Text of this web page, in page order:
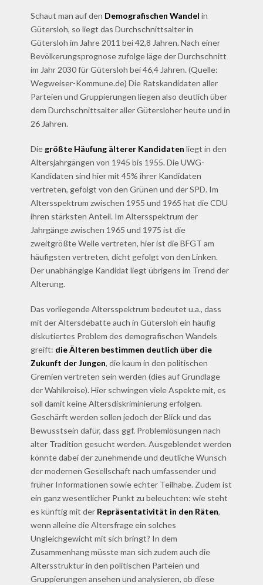
Schaut man auf den Demografischen Wandelin
Gütersloh, so liegt das Durchschnittsalter in
Gütersloh im Jahre 2011 bei 42,8 Jahren. Nach einer
Bevölkerungsprognose zufolge läge der Durchschnitt
im Jahr 2030 für Gütersloh bei 46,4 Jahren. (Quelle:
Wegweiser-Kommune.de) Die Ratskandidaten aller
Parteien und Gruppierungen liegen also deutlich über
dem Durchschnittsalter aller Gütersloher heute und in
26 Jahren.
Die größte Häufung älterer Kandidatenliegt in den
Altersjahrgängen von 1945 bis 1955. Die UWG-
Kandidaten sind hier mit 45% ihrer Kandidaten
vertreten, gefolgt von den Grünen und der SPD. Im
Altersspektrum zwischen 1955 und 1965 hat die CDU
ihren stärksten Anteil. Im Altersspektrum der
Jahrgänge zwischen 1965 und 1975 ist die
zweitgrößte Welle vertreten, hier ist die BFGT am
häufigsten vertreten, dicht gefolgt von den Linken.
Der unabhängige Kandidat liegt übrigens im Trend der
Alterung.
Das vorliegende Altersspektrum bedeutet u.a., dass
mit der Altersdebatte auch in Gütersloh ein häufig
diskutiertes Problem des demografischen Wandels
greift: die Älteren bestimmen deutlich über die
Zukunft der Jungen, die kaum in den politischen
Gremien vertreten sein werden (dies auf Grundlage
der Wahlkreise). Hier schwingen viele Aspekte mit, es
soll damit keine Altersdiskriminierung erfolgen.
Geschärft werden sollen jedoch der Blick und das
Bewusstsein dafür, dass ggf. Problemlösungen nach
alter Tradition gesucht werden. Ausgeblendet werden
könnte dabei der zunehmende und deutliche Wunsch
der modernen Gesellschaft nach umfassender und
früher Informationen sowie echter Teilhabe. Zudem ist
ein ganz wesentlicher Punkt zu beleuchten: wie steht
es künftig mit der Repräsentativität in den Räten,
wenn alleine die Altersfrage ein solches
Ungleichgewicht mit sich bringt? In dem
Zusammenhang müsste man sich zudem auch die
Altersstruktur in den politischen Parteien und
Gruppierungen ansehen und analysieren, ob diese